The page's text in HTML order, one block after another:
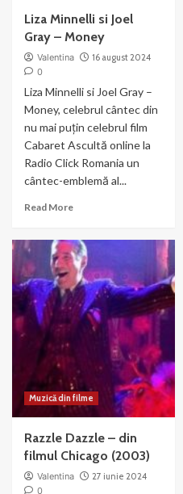
Liza Minnelli si Joel
Gray – Money
Valentina
16 august 2024
0
Liza Minnelli si Joel Gray –
Money, celebrul cântec din
nu mai puțin celebrul film
Cabaret Ascultă online la
Radio Click Romania un
cântec-emblemă al...
Read MoreRead
Liza
Minnelli
si
Joel
Gray
–
Muzică din filme
Razzle Dazzle – din
filmul Chicago (2003)
Valentina
27 iunie 2024
0